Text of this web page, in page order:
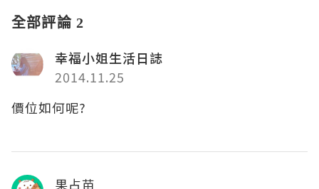
全部評論 2
幸福小姐生活日誌
2014.11.25
價位如何呢?
果占苗